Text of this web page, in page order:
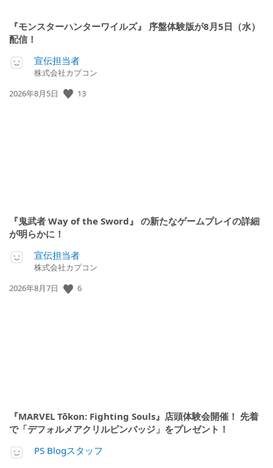
『モンスターハンターワイルズ』 序盤体験版が8月5日（水）
配信！
宣伝担当者
株式会社カプコン
公
2026年8月5日 13
『鬼武者 Way of the Sword』 の新たなゲームプレイの詳細
が明らかに！
宣伝担当者
株式会社カプコン
公
2026年8月7日 6
『MARVEL Tōkon: Fighting Souls』店頭体験会開催！ 先着
で「デフォルメアクリルピンバッジ」をプレゼント！
PS Blogスタッフ